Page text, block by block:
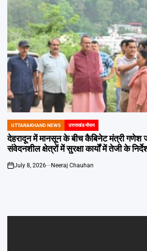
POSTED
IN
UTTARAKHAND NEWS उत्तराखंड मौसम
देहरादून में मानसून के बीच कैबिनेट मंत्री गणेश
संवेदनशील क्षेत्रों में सुरक्षा कार्यों में तेजी के
on
July 8, 2026 Neeraj Chauhan